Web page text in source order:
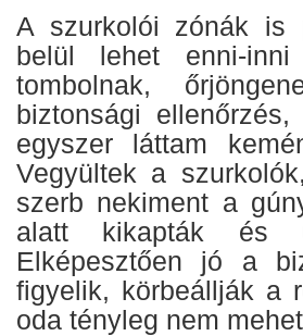
A szurkolói zónák is
belül lehet enni-
tombolnak,
biztonsági
egyszer láttam
Vegyültek a
szerb nekiment a
alatt kikapták és
Elképesztően jó a
figyelik, körbeállják a
oda tényleg nem